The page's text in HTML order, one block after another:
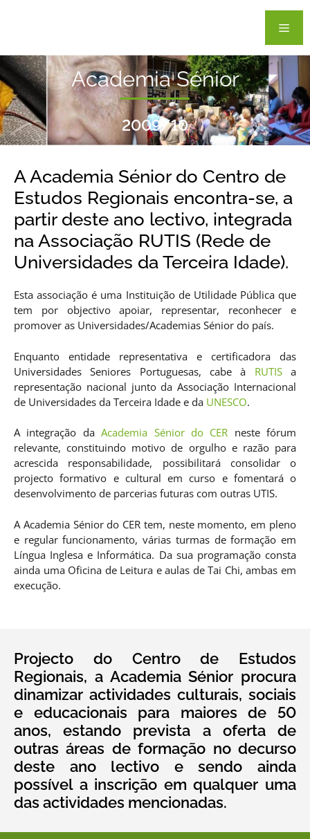
Academia Sénior
2009/10
A Academia Sénior do Centro de
Estudos Regionais encontra-se, a
partir deste ano lectivo, integrada
na Associação RUTIS (Rede de
Universidades da Terceira Idade).
Esta associação é uma Instituição de Utilidade Pública que
tem por objectivo apoiar, representar, reconhecer e
promover as Universidades/Academias Sénior do país.
Enquanto entidade representativa e certificadora das
Universidades Seniores Portuguesas, cabe à RUTISa
representação nacional junto da Associação Internacional
de Universidades da Terceira Idade e da UNESCO.
A integração daAcademia Sénior do CER neste fórum
relevante, constituindo motivo de orgulho e razão para
acrescida responsabilidade, possibilitará consolidar o
projecto formativo e cultural em curso e fomentará o
desenvolvimento de parcerias futuras com outras UTIS.
A Academia Sénior do CER tem, neste momento, em pleno
e regular funcionamento, várias turmas de formação em
Língua Inglesa e Informática. Da sua programação consta
ainda uma Oficina de Leitura e aulas de Tai Chi, ambas em
execução.
Projecto do Centro de Estudos
Regionais, a Academia Sénior procura
dinamizar actividades culturais, sociais
e educacionais para maiores de 50
anos, estando prevista a oferta de
outras áreas de formação no decurso
deste ano lectivo e sendo ainda
possível a inscrição em qualquer uma
das actividades mencionadas.